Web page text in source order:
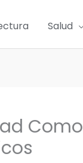
Salud
Como